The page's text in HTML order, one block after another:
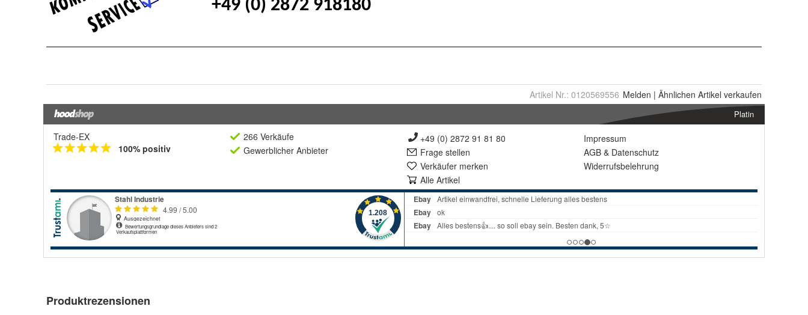
Artikel Nr.: 0120569556 Melden | Ähnlichen Artikel verkaufen
Platin
Trade-EX
100% positiv
266 Verkäufe
Gewerblicher Anbieter
+49 (0) 2872 91 81 80
Frage stellen
Verkäufer merken
Alle Artikel
Impressum
AGB & Datenschutz
Widerrufsbelehrung
Produktrezensionen